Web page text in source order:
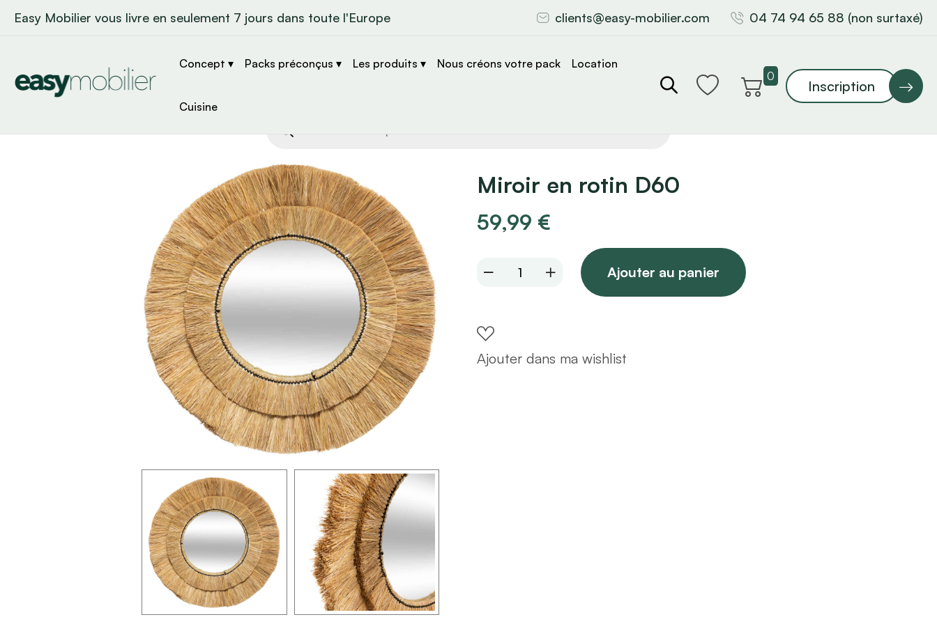
Easy Mobilier vous livre en seulement 7 jours dans toute l'Europe clients@easy-mobilier.com 04 74 94 65 88 (non surtaxé)
0
Inscription
Concept ▾ Packs préconçus ▾ Les produits ▾ Nous créons votre pack Location
Cuisine
de
Miroir en rotin D60
59,99 €
Miroir
D60
quantity
Ajouter au panier
Ajouter dans ma wishlist